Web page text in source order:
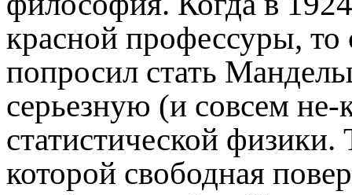
красной профессуры, то
попросил стать
серьезную (и совсем
статистической
которой свободная